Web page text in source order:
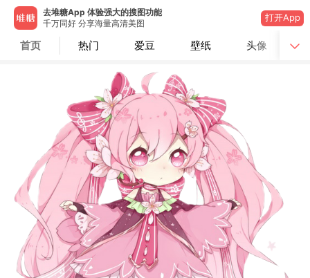
去堆糖App 体验强大的搜图功能
千万同好 分享海量高清美图
打开App
首页 热门 爱豆 壁纸 头像